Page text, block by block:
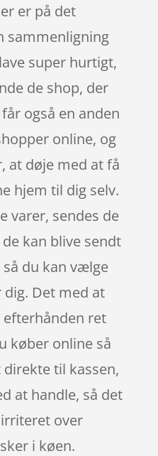
er på det
sammenligning
super hurtigt,
de shop, der
også en anden
online, og
at døje med at få
hjem til dig selv.
varer, sendes de
kan blive sendt
du kan vælge
Det med at
ret
køber online så
til kassen,
at handle, så det
over
i køen.